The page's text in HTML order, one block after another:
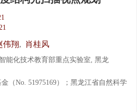
伟翔, 肖桂风
能化技术教育部重点实验室, 黑龙
（No. 51975169）；黑龙江省自然科学